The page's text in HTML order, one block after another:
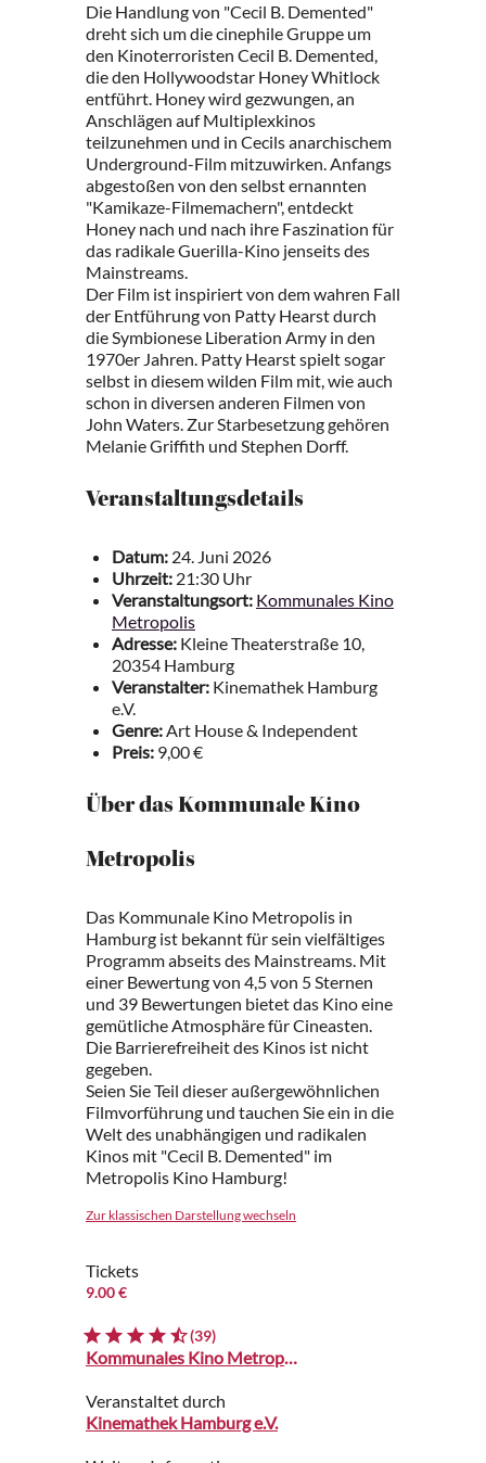
Die Handlung von "Cecil B. Demented"
dreht sich um die cinephile Gruppe um
den Kinoterroristen Cecil B. Demented,
die den Hollywoodstar Honey Whitlock
entführt. Honey wird gezwungen, an
Anschlägen auf Multiplexkinos
teilzunehmen und in Cecils anarchischem
Underground-Film mitzuwirken. Anfangs
abgestoßen von den selbst ernannten
"Kamikaze-Filmemachern", entdeckt
Honey nach und nach ihre Faszination für
das radikale Guerilla-Kino jenseits des
Mainstreams.
Der Film ist inspiriert von dem wahren Fall
der Entführung von Patty Hearst durch
die Symbionese Liberation Army in den
1970er Jahren. Patty Hearst spielt sogar
selbst in diesem wilden Film mit, wie auch
schon in diversen anderen Filmen von
John Waters. Zur Starbesetzung gehören
Melanie Griffith und Stephen Dorff.
Veranstaltungsdetails
Datum: 24. Juni 2026
Uhrzeit: 21:30 Uhr
Veranstaltungsort: Kommunales Kino
Metropolis
Adresse: Kleine Theaterstraße 10,
20354 Hamburg
Veranstalter: Kinemathek Hamburg
e.V.
Genre:Art House & Independent
Preis: 9,00 €
Über das Kommunale Kino
Metropolis
Das Kommunale Kino Metropolis in
Hamburg ist bekannt für sein vielfältiges
Programm abseits des Mainstreams. Mit
einer Bewertung von 4,5 von 5 Sternen
und 39 Bewertungen bietet das Kino eine
gemütliche Atmosphäre für Cineasten.
Die Barrierefreiheit des Kinos ist nicht
gegeben.
Seien Sie Teil dieser außergewöhnlichen
Filmvorführung und tauchen Sie ein in die
Welt des unabhängigen und radikalen
Kinos mit "Cecil B. Demented" im
Metropolis Kino Hamburg!
Zur klassischen Darstellung wechseln
Tickets
9.00 €
(39)
Kommunales Kino Metropolis
Veranstaltet durch
Kinemathek Hamburg e.V.